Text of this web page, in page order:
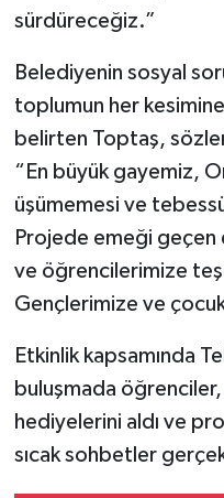
sürdüreceğiz.”
Belediyenin sosyal
toplumun her kesimine
belirten Toptaş,
“En büyük gayemiz,
üşümemesi ve
Projede emeği
ve öğrencilerimize
Gençlerimize ve
Etkinlik kapsamında
buluşmada
hediyelerini aldı ve
sıcak sohbetler